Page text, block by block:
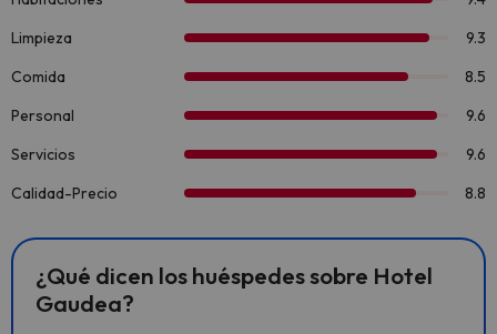
¿Qué dicen los huéspedes sobre Hotel
Gaudea?